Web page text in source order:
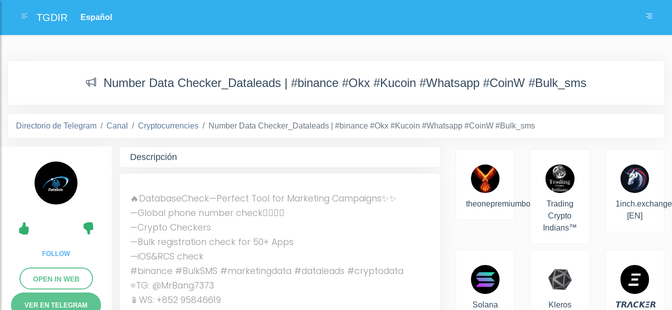
TGDIR
Number Data Checker_Dataleads | #binance #Okx #Kucoin #Whatsapp #CoinW #Bulk_sms
Directorio de Telegram Canal Cryptocurrencies Number Data Checker_Dataleads | #binance #Okx #Kucoin #Whatsapp #CoinW #Bulk_sms
FOLLOW
OPEN IN WEB
VER EN TELEGRAM
Descripción
🔥DatabaseCheck—Perfect Tool for Marketing Campaigns✨✨
—Global phone number check🏄‍♀️🏄‍♀️
—Crypto Checkers
—Bulk registration check for 50+ Apps
—iOS&RCS check
#binance #BulkSMS #marketingdata #dataleads #cryptodata
⭐️TG: @MrBang7373
📱WS: +852 95846619
theonepremiumbot
Trading
Crypto
Indians™
1inch.exchange
[EN]
Solana Kleros 𝙏𝙍𝞚𝘾𝙆𝞝𝙍